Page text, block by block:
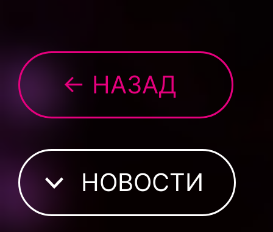
← НАЗАД
НОВОСТИ